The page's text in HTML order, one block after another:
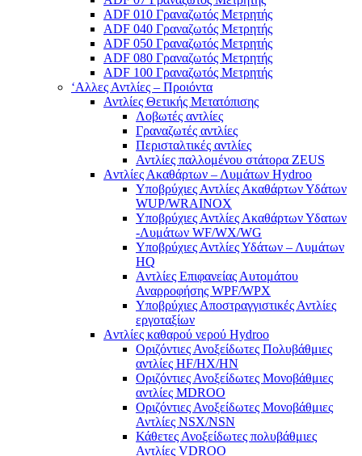
ADF 010 Γραναζωτός Μετρητής
ADF 040 Γραναζωτός Μετρητής
ADF 050 Γραναζωτός Μετρητής
ADF 080 Γραναζωτός Μετρητής
ADF 100 Γραναζωτός Μετρητής
‘Αλλες Αντλίες – Προιόντα
Αντλίες Θετικής Μετατόπισης
Λοβωτές αντλίες
Γραναζωτές αντλίες
Περισταλτικές αντλίες
Αντλίες παλλομένου στάτορα ZEUS
Aντλίες Ακαθάρτων – Λυμάτων Hydroo
Υποβρύχιες Αντλίες Ακαθάρτων Υδάτων
WUP/WRAINOX
Υποβρύχιες Αντλίες Ακαθάρτων Υδατων
-Λυμάτων WF/WX/WG
Yποβρύχιες Αντλίες Υδάτων – Λυμάτων
ΗQ
Aντλίες Επιφανείας Αυτομάτου
Αναρροφήσης WPF/WPX
Υποβρύχιες Αποστραγγιστικές Αντλίες
εργοταξίων
Aντλίες καθαρού νερού Ηydroo
Οριζόντιες Ανοξείδωτες Πολυβάθμιες
αντλίες ΗF/HX/HN
Οριζόντιες Ανοξείδωτες Μονοβάθμιες
αντλίες ΜDROO
Οριζόντιες Ανοξείδωτες Μονοβάθμιες
Αντλίες ΝSX/NSN
Κάθετες Ανοξείδωτες πολυβάθμιες
Αντλίες VDROO